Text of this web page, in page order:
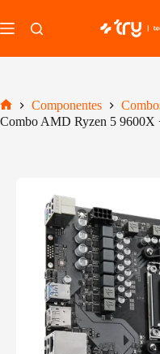
al
contenido
Inicio
Componentes
Combo AMD Ryzen 5